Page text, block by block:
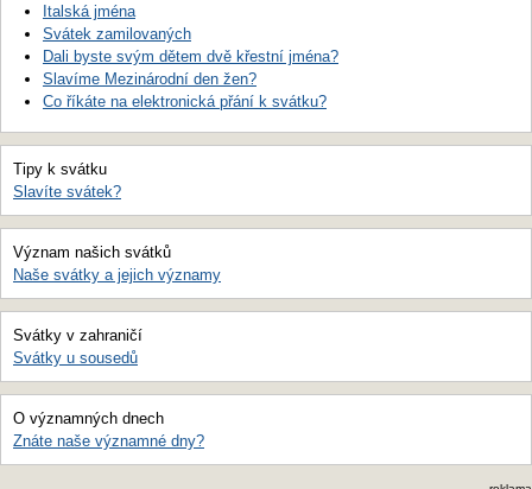
Italská jména
Svátek zamilovaných
Dali byste svým dětem dvě křestní jména?
Slavíme Mezinárodní den žen?
Co říkáte na elektronická přání k svátku?
Tipy k svátku
Slavíte svátek?
Význam našich svátků
Naše svátky a jejich významy
Svátky v zahraničí
Svátky u sousedů
O významných dnech
Znáte naše významné dny?